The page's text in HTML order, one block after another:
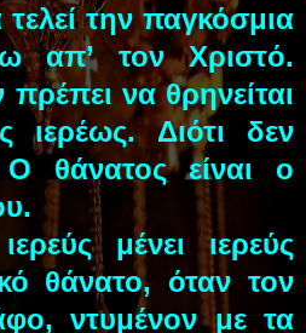
την παγκόσμια
απ’ τον Χριστό.
να θρηνείται
ιερέως. Διότι δεν
Ο θάνατος είναι ο
μένει ιερεύς
θάνατο, όταν τον
ντυμένον με τα